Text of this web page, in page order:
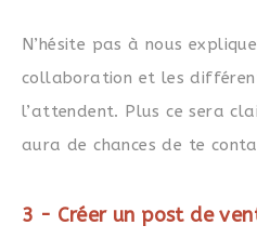
N’hésite pas à nous
collaboration et les
l’attendent. Plus ce sera
aura de chances de te
3 - Créer un post de